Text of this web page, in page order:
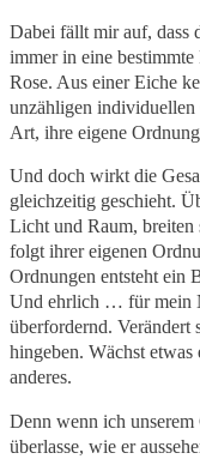
Dabei fällt mir auf, dass
immer in eine
Rose. Aus einer Eiche
unzähligen individuellen
Art, ihre eigene
Und doch wirkt die
gleichzeitig geschieht.
Licht und Raum, breiten
folgt ihrer eigenen
Ordnungen entsteht ein
Und ehrlich … für mein
überfordernd. Verändert
hingeben. Wächst etwas
anderes.
Denn wenn ich
überlasse, wie er